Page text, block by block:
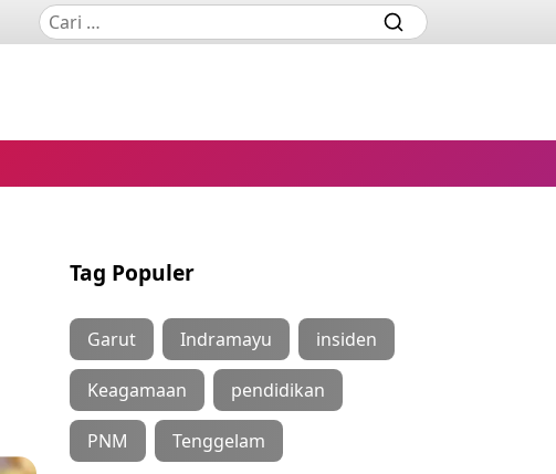
Tag Populer
Garut Indramayu insiden
Keagamaan pendidikan
PNM Tenggelam